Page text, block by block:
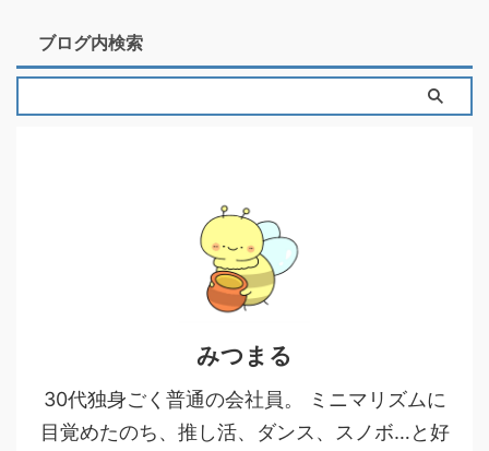
ブログ内検索
みつまる
30代独身ごく普通の会社員。 ミニマリズムに
目覚めたのち、推し活、ダンス、スノボ…と好